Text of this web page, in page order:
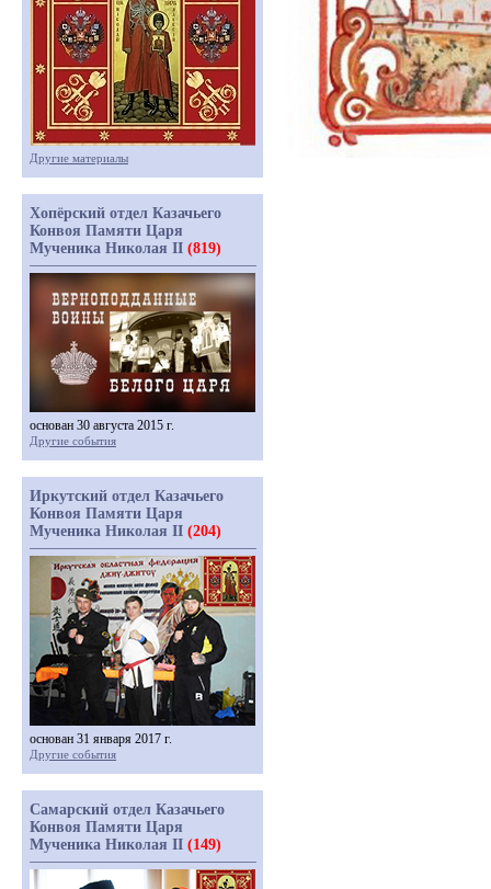
Другие материалы
Хопёрский отдел Казачьего
Конвоя Памяти Царя
Мученика Николая II (819)
основан 30 августа 2015 г.
Другие события
Иркутский отдел Казачьего
Конвоя Памяти Царя
Мученика Николая II (204)
основан 31 января 2017 г.
Другие события
Самарский отдел Казачьего
Конвоя Памяти Царя
Мученика Николая II (149)